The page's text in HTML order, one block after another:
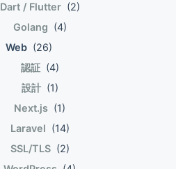
Dart / Flutter (2)
Golang (4)
Web (26)
認証 (4)
設計 (1)
Next.js (1)
Laravel (14)
SSL/TLS (2)